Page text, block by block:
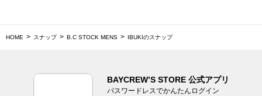
HOME スナップ B.C STOCK MENS IBUKIのスナップ
BAYCREW’S STORE 公式アプリ
パスワードレスでかんたんログイン